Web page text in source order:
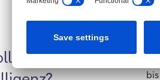
spielt die